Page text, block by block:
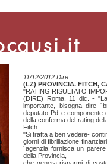
11/12/2012 Dire
(LZ) PROVINCIA. FITCH,
"RATING RISULTATO
(DIRE) Roma, 11 dic. -
importante, bisogna dire
deputato Pd e componente
della conferma del rating
Fitch.
"Si tratta a ben vedere-
giorni di fibrillazione
´agenzia fornisca un
della Provincia,